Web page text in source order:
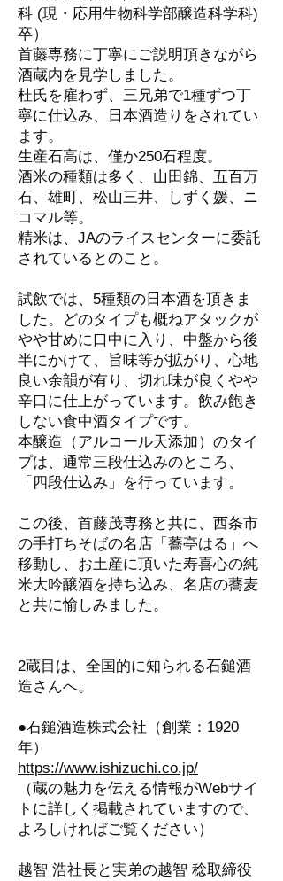
科 (現・応用生物科学部醸造科学科)
卒）
首藤専務に丁寧にご説明頂きながら
酒蔵内を見学しました。
杜氏を雇わず、三兄弟で1種ずつ丁
寧に仕込み、日本酒造りをされてい
ます。
生産石高は、僅か250石程度。
酒米の種類は多く、山田錦、五百万
石、雄町、松山三井、しずく媛、ニ
コマル等。
精米は、JAのライスセンターに委託
されているとのこと。
試飲では、5種類の日本酒を頂きま
した。どのタイプも概ねアタックが
やや甘めに口中に入り、中盤から後
半にかけて、旨味等が拡がり、心地
良い余韻が有り、切れ味が良くやや
辛口に仕上がっています。飲み飽き
しない食中酒タイプです。
本醸造（アルコール天添加）のタイ
プは、通常三段仕込みのところ、
「四段仕込み」を行っています。
この後、首藤茂専務と共に、西条市
の手打ちそばの名店「蕎亭はる」へ
移動し、お土産に頂いた寿喜心の純
米大吟醸酒を持ち込み、名店の蕎麦
と共に愉しみました。
2蔵目は、全国的に知られる石鎚酒
造さんへ。
●石鎚酒造株式会社（創業：1920
年）
https://www.ishizuchi.co.jp/
（蔵の魅力を伝える情報がWebサイ
トに詳しく掲載されていますので、
よろしければご覧ください）
越智 浩社長と実弟の越智 稔取締役